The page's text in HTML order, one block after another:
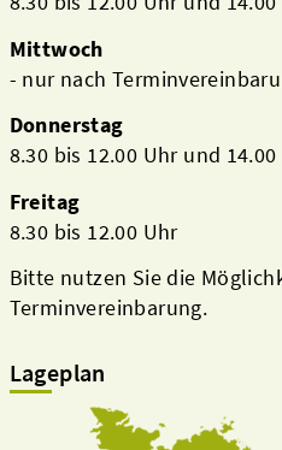
Mittwoch
- nur nach
Donnerstag
8.30 bis 12.00 Uhr und
Freitag
8.30 bis 12.00 Uhr
Bitte nutzen Sie die
Terminvereinbarung.
Lageplan